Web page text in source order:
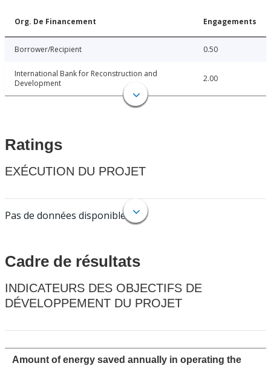
Org. De Financement Engagements
Borrower/Recipient 0.50
International Bank for Reconstruction and
Development
2.00
Ratings
EXÉCUTION DU PROJET
Pas de données disponibles.
Cadre de résultats
INDICATEURS DES OBJECTIFS DE
DÉVELOPPEMENT DU PROJET
Amount of energy saved annually in operating the